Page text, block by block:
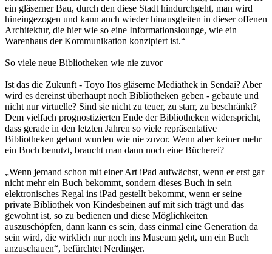
ein gläserner Bau, durch den diese Stadt hindurchgeht, man wird
hineingezogen und kann auch wieder hinausgleiten in dieser offenen
Architektur, die hier wie so eine Informationslounge, wie ein
Warenhaus der Kommunikation konzipiert ist.“
So viele neue Bibliotheken wie nie zuvor
Ist das die Zukunft - Toyo Itos gläserne Mediathek in Sendai? Aber
wird es dereinst überhaupt noch Bibliotheken geben - gebaute und
nicht nur virtuelle? Sind sie nicht zu teuer, zu starr, zu beschränkt?
Dem vielfach prognostizierten Ende der Bibliotheken widerspricht,
dass gerade in den letzten Jahren so viele repräsentative
Bibliotheken gebaut wurden wie nie zuvor. Wenn aber keiner mehr
ein Buch benutzt, braucht man dann noch eine Bücherei?
„Wenn jemand schon mit einer Art iPad aufwächst, wenn er erst gar
nicht mehr ein Buch bekommt, sondern dieses Buch in sein
elektronisches Regal ins iPad gestellt bekommt, wenn er seine
private Bibliothek von Kindesbeinen auf mit sich trägt und das
gewohnt ist, so zu bedienen und diese Möglichkeiten
auszuschöpfen, dann kann es sein, dass einmal eine Generation da
sein wird, die wirklich nur noch ins Museum geht, um ein Buch
anzuschauen“, befürchtet Nerdinger.